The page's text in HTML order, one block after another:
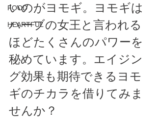
FOOD
HEARTFUL
いのがヨモギ。ヨモギは
ハーブの女王と言われる
ほどたくさんのパワーを
秘めています。エイジン
グ効果も期待できるヨモ
ギのチカラを借りてみま
せんか？